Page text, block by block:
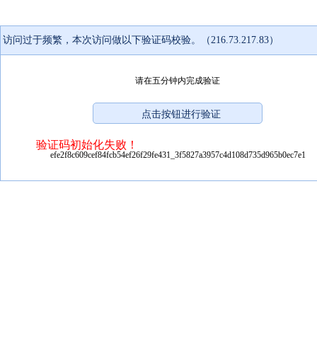
访问过于频繁，本次访问做以下验证码校验。（216.73.217.83）
请在五分钟内完成验证
验证码初始化失败！
efe2f8c609cef84fcb54ef26f29fe431_3f5827a3957c4d108d735d965b0ec7e1